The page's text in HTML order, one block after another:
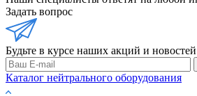
Задать вопрос
Будьте в курсе наших акций и новостей
Каталог нейтрального оборудования